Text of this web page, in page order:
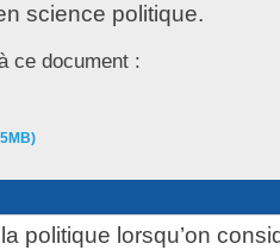
science politique.
ce document :
politique lorsqu’on